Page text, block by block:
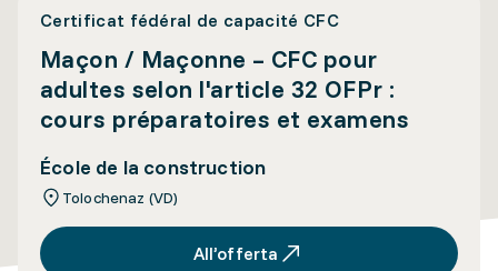
Certificat fédéral de capacité CFC
Maçon / Maçonne – CFC pour
adultes selon l'article 32 OFPr :
cours préparatoires et examens
École de la construction
Tolochenaz (VD)
All’offerta